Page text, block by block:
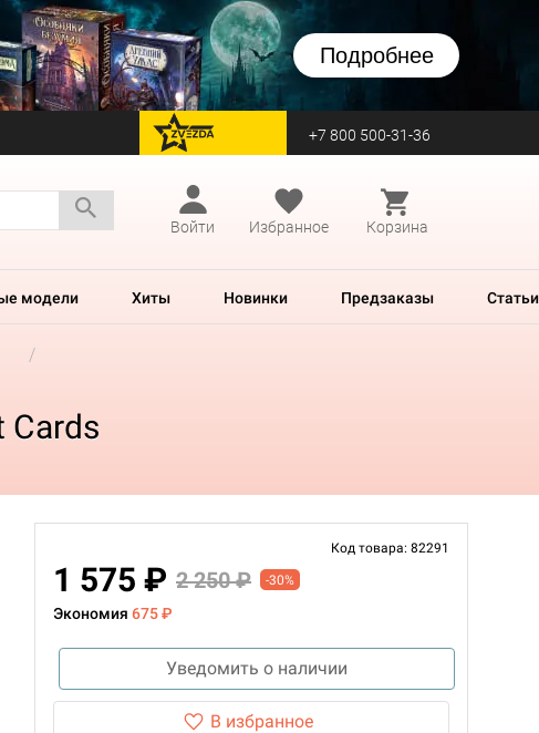
Подробнее
перейти на Zvezda +7 800 500-31-36
Войти
Избранное Корзина
модели Хиты Новинки Предзаказы Статьи
Cards
Код товара: 82291
1 575 ₽ 2 250 ₽ -30%
Экономия 675 ₽
Уведомить о наличии
В избранное